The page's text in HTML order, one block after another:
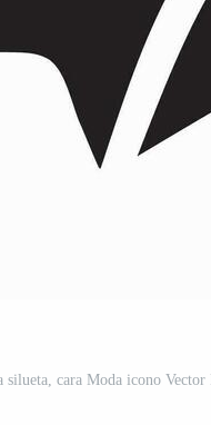
silueta, cara Moda icono Vector